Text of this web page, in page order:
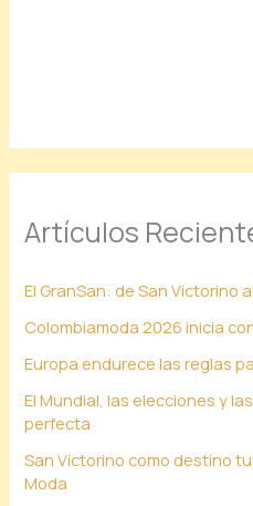
Artículos
El GranSan: de San Victorino
Colombiamoda 2026 inicia
Europa endurece las reglas
El Mundial, las elecciones y
perfecta
San Victorino como destino
Moda